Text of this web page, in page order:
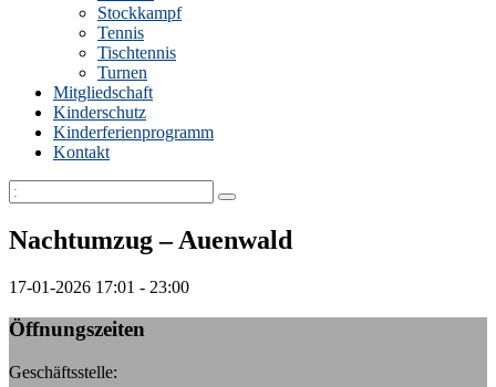
Stockkampf
Tennis
Tischtennis
Turnen
Mitgliedschaft
Kinderschutz
Kinderferienprogramm
Kontakt
Nachtumzug – Auenwald
17-01-2026 17:01 - 23:00
Öffnungszeiten
Geschäftsstelle: